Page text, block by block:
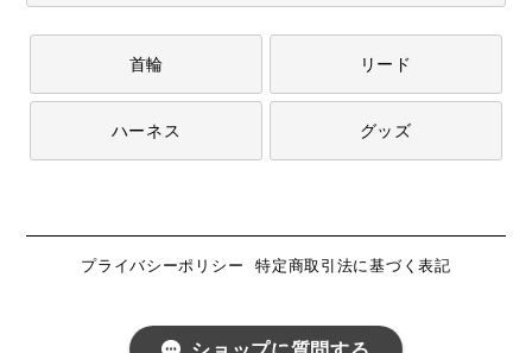
首輪 リード
ハーネス グッズ
プライバシーポリシー 特定商取引法に基づく表記